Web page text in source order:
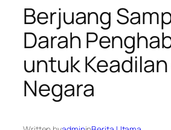
Berjuang
Darah
untuk
Negara